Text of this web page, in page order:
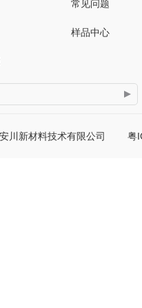
常见问题
样品中心
安川新材料技术有限公司 粤